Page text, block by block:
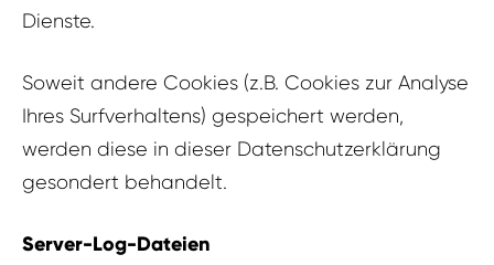
Dienste.
Soweit andere Cookies (z.B. Cookies zur Analyse
Ihres Surfverhaltens) gespeichert werden,
werden diese in dieser Datenschutzerklärung
gesondert behandelt.
Server-Log-Dateien